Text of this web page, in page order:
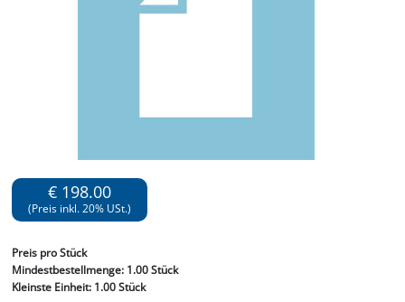
€ 198.00
(Preis inkl. 20% USt.)
Preis pro Stück
Mindestbestellmenge: 1.00 Stück
Kleinste Einheit:1.00 Stück